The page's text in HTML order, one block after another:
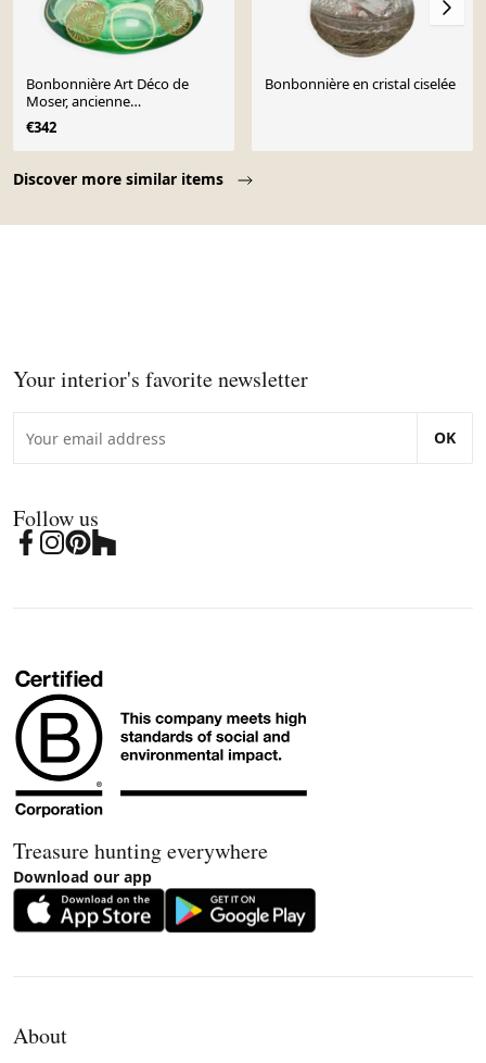
Discover more similar items
Bonbonnière Art Déco de
Moser, ancienne
Tchécoslovaquie, années
1960.
€342
Bonbonnière en cristal ciselée
Your interior's favorite newsletter
OK
Follow us
Treasure hunting everywhere
Download our app
About